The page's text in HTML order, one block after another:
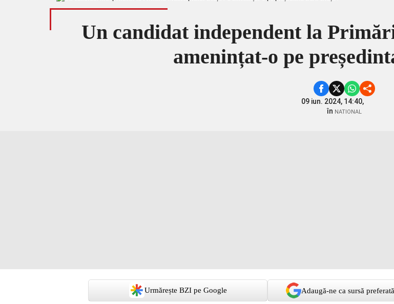
Un candidat independent la
amenințat-o pe
09 iun. 2024, 14:40,
în NATIONAL
Urmărește BZI pe Google Adaugă-ne ca sursă